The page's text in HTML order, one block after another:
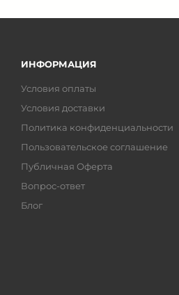
ИНФОРМАЦИЯ
Условия оплаты
Условия доставки
Политика конфиденциальности
Пользовательское соглашение
Публичная Оферта
Вопрос-ответ
Блог